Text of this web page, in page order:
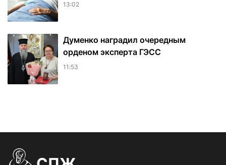
13:02
Думенко наградил очередным
орденом эксперта ГЭСС
11:53